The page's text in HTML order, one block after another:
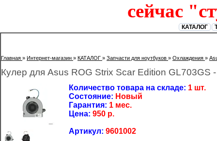
сейчас
КАТАЛОГ
Главная » Интернет-магазин » КАТАЛОГ » Запчасти для ноутбуков » Охлаждения »
Кулер для Asus ROG Strix Scar Edition GL703GS
Количество товара на складе: 1 шт.
Состояние: Новый
Гарантия: 1 мес.
Цена: 950 р.
Артикул: 9601002